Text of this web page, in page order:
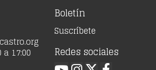
17:00
Boletín
Suscríbete
Redes sociales